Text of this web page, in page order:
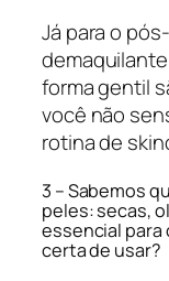
Já para o
forma gentil
você não
rotina de
3 – Sabemos
peles: secas,
essencial para
certa de usar?